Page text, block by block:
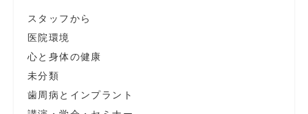
スタッフから
医院環境
心と身体の健康
未分類
歯周病とインプラント